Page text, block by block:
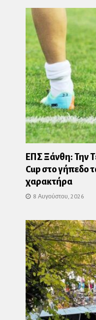
ΕΠΣ Ξάνθη: Την
Cup στο γήπεδο
χαρακτήρα
8 Αυγούστου, 2026